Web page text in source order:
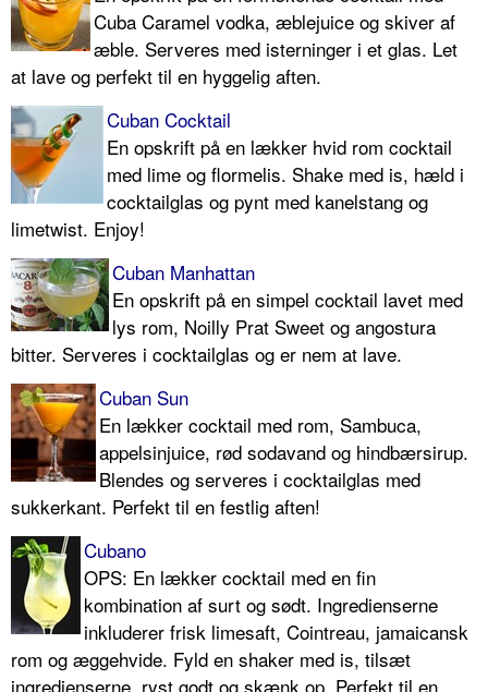
Cuba Caramel vodka, æblejuice og skiver af
æble. Serveres med isterninger i et glas. Let
at lave og perfekt til en hyggelig aften.
Cuban Cocktail
En opskrift på en lækker hvid rom cocktail
med lime og flormelis. Shake med is, hæld i
cocktailglas og pynt med kanelstang og
limetwist. Enjoy!
Cuban Manhattan
En opskrift på en simpel cocktail lavet med
lys rom, Noilly Prat Sweet og angostura
bitter. Serveres i cocktailglas og er nem at lave.
Cuban Sun
En lækker cocktail med rom, Sambuca,
appelsinjuice, rød sodavand og hindbærsirup.
Blendes og serveres i cocktailglas med
sukkerkant. Perfekt til en festlig aften!
Cubano
OPS: En lækker cocktail med en fin
kombination af surt og sødt. Ingredienserne
inkluderer frisk limesaft, Cointreau, jamaicansk
rom og æggehvide. Fyld en shaker med is, tilsæt
ingredienserne, ryst godt og skænk op. Perfekt til en